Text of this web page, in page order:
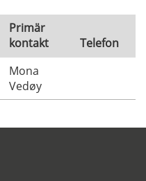
Primär
kontakt
Telefon
Mona
Vedøy